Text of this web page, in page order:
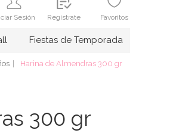
Sesión Regístrate Favoritos
Fiestas de Temporada
Harina de Almendras 300 gr
300 gr